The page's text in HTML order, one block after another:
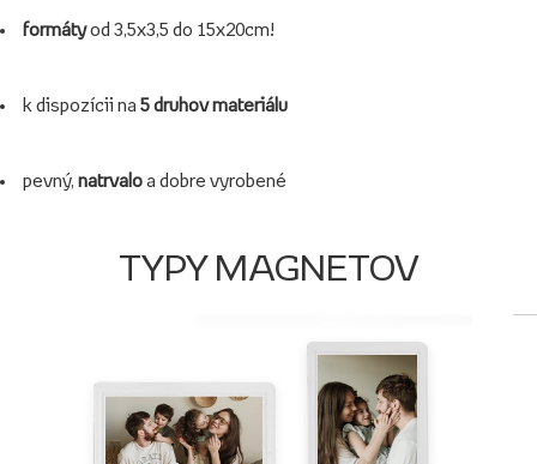
formátyod 3,5x3,5 do 15x20cm!
k dispozícii na 5 druhov materiálu
pevný, natrvaloa dobre vyrobené
TYPY MAGNETOV